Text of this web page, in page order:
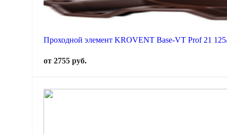
Проходной элемент KROVENT Base-VT Prof 21
от 2755 руб.